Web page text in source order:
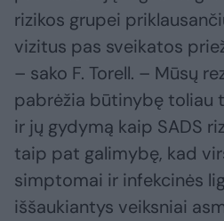
rizikos grupei
vizitus pas sveikatos
– sako F. Torell. – Mūsų
pabrėžia būtinybę toliau
ir jų gydymą kaip SADS
taip pat galimybę, kad
simptomai ir infekcinės
iššaukiantys veiksniai